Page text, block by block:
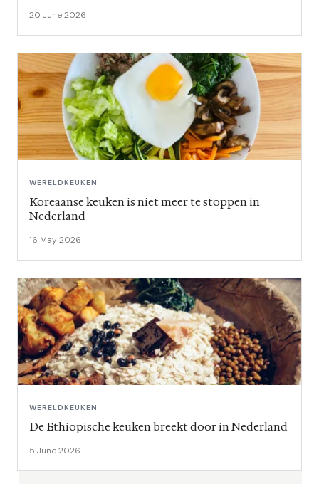
20 June 2026
WERELDKEUKEN
Koreaanse keuken is niet meer te stoppen in
Nederland
16 May 2026
WERELDKEUKEN
De Ethiopische keuken breekt door in Nederland
5 June 2026